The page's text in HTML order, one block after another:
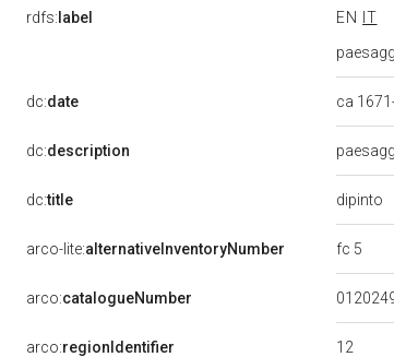
rdfs: label EN
IT
dc:date ca
dc:description
dc:title dipinto
arco-lite:alternativeInventoryNumber fc 5
arco:catalogueNumber
arco:regionIdentifier 12